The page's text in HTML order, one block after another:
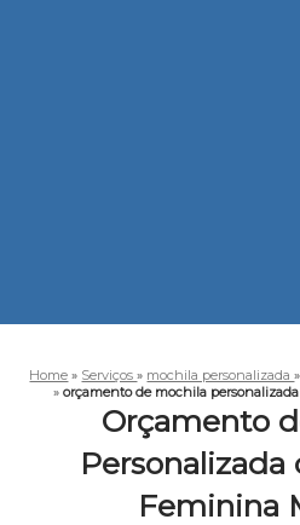
Home » Serviços» mochila personalizada»
»orçamento de mochila
Orçamento
Feminina